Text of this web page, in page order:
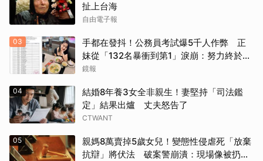
扯上台海
自由電子報
03
手都在發抖！公務員考試爆5千人作弊 正
妹從「132名暴衝到第1」淚崩：努力終於被
看見
鏡報
04
結婚8年養3女全非親生！妻堅持「司法鑑
定」結果出爐 丈夫怒告了
CTWANT
05
親媽8萬賣掉5歲女兒！變態性侵虐死「放棄
抗辯」將伏法 破案警崩潰：現場像被扔掉